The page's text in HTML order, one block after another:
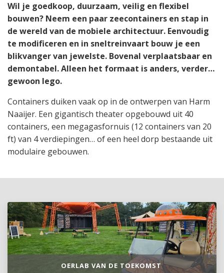
Wil je goedkoop, duurzaam, veilig en flexibel
bouwen? Neem een paar zeecontainers en stap in
de wereld van de mobiele architectuur. Eenvoudig
te modificeren en in sneltreinvaart bouw je een
blikvanger van jewelste. Bovenal verplaatsbaar en
demontabel. Alleen het formaat is anders, verder…
gewoon lego.
Containers duiken vaak op in de ontwerpen van Harm
Naaijer. Een gigantisch theater opgebouwd uit 40
containers, een megagasfornuis (12 containers van 20
ft) van 4 verdiepingen… of een heel dorp bestaande uit
modulaire gebouwen.
OERLAB VAN DE TOEKOMST